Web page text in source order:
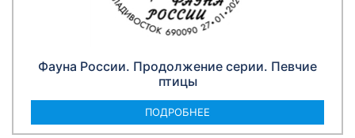
Фауна России. Продолжение серии. Певчие
птицы
ПОДРОБНЕЕ